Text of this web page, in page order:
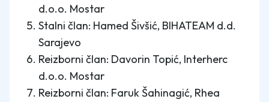
d.o.o. Mostar
Stalni član: Hamed Šivšić, BIHATEAM d.d.
Sarajevo
Reizborni član: Davorin Topić, Interherc
d.o.o. Mostar
Reizborni član: Faruk Šahinagić, Rhea